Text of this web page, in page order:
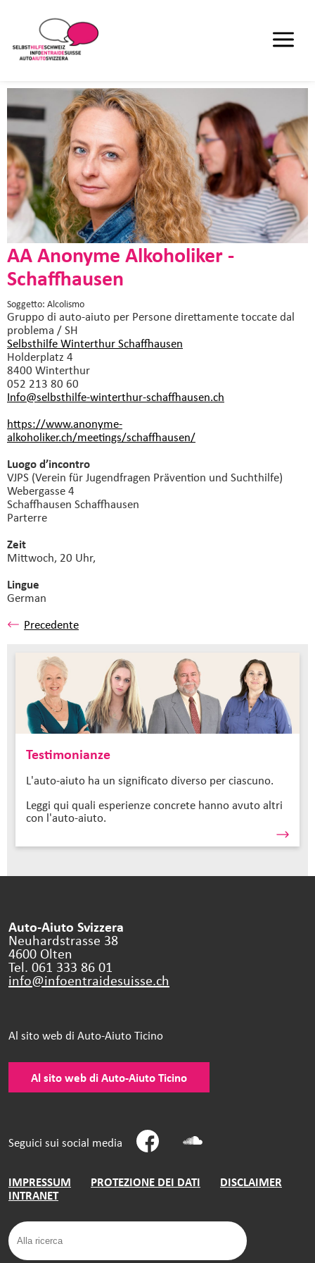
AA Anonyme Alkoholiker -
Schaffhausen
Soggetto: Alcolismo
Gruppo di auto-aiuto per Persone direttamente toccate dal
problema / SH
Selbsthilfe Winterthur Schaffhausen
Holderplatz 4
8400 Winterthur
052 213 80 60
Info@selbsthilfe-winterthur-schaffhausen.ch
https://www.anonyme-
alkoholiker.ch/meetings/schaffhausen/
Luogo d’incontro
VJPS (Verein für Jugendfragen Prävention und Suchthilfe)
Webergasse 4
Schaffhausen Schaffhausen
Parterre
Zeit
Mittwoch, 20 Uhr,
Lingue
German
Precedente
Testimonianze
L'auto-aiuto ha un significato diverso per ciascuno.
Leggi qui quali esperienze concrete hanno avuto altri
con l'auto-aiuto.
Auto-Aiuto Svizzera
Neuhardstrasse 38
4600 Olten
Tel. 061 333 86 01
info@infoentraidesuisse.ch
Al sito web di Auto-Aiuto Ticino
Al sito web di Auto-Aiuto Ticino
Seguici sui social media
IMPRESSUM PROTEZIONE DEI DATI
DISCLAIMER
INTRANET